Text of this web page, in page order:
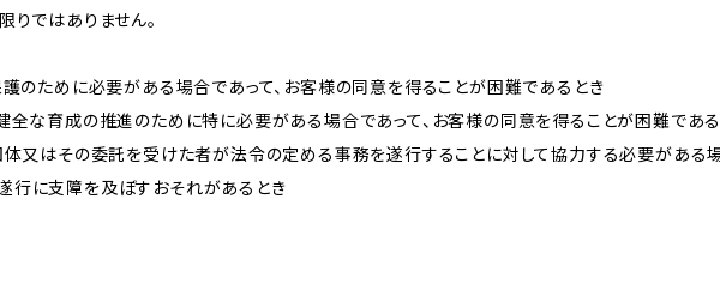
りではありません。
護のために必要がある場合であって、お客様の同意を得ることが困難であるとき
全な育成の推進のために特に必要がある場合であって、お客様の同意を得ることが困難であ
体又はその委託を受けた者が法令の定める事務を遂行することに対して協力する必要がある
行に支障を及ぼすおそれがあるとき